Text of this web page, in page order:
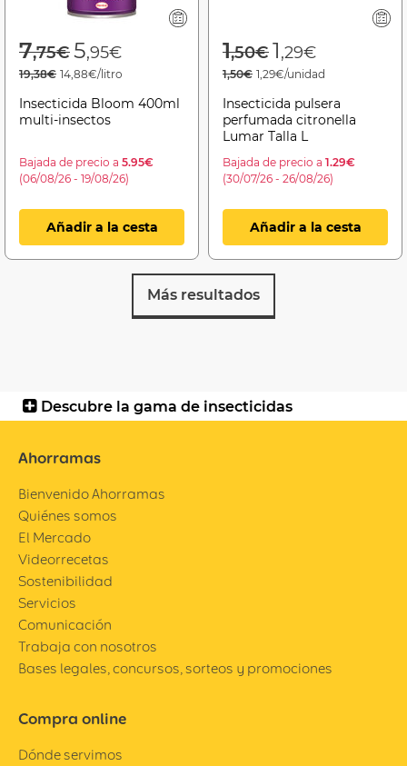
Price reduced from
7,75€to
5,95€
19,38€ 14,88€/litro
Insecticida Bloom 400ml
multi-insectos
Bajada de precio a 5.95€
(06/08/26 - 19/08/26)
Añadir a la cesta
Price reduced
1,50€to
1,29€
1,50€ 1,29€/unidad
Insecticida pulsera
perfumada citronella
Lumar Talla L
Bajada de precio a 1.29€
(30/07/26 - 26/08/26)
Añadir a la cesta
Más resultados
Descubre la gama de insecticidas
Ahorramas
Bienvenido Ahorramas
Quiénes somos
El Mercado
Videorrecetas
Sostenibilidad
Servicios
Comunicación
Trabaja con nosotros
Bases legales, concursos, sorteos y promociones
Compra online
Dónde servimos